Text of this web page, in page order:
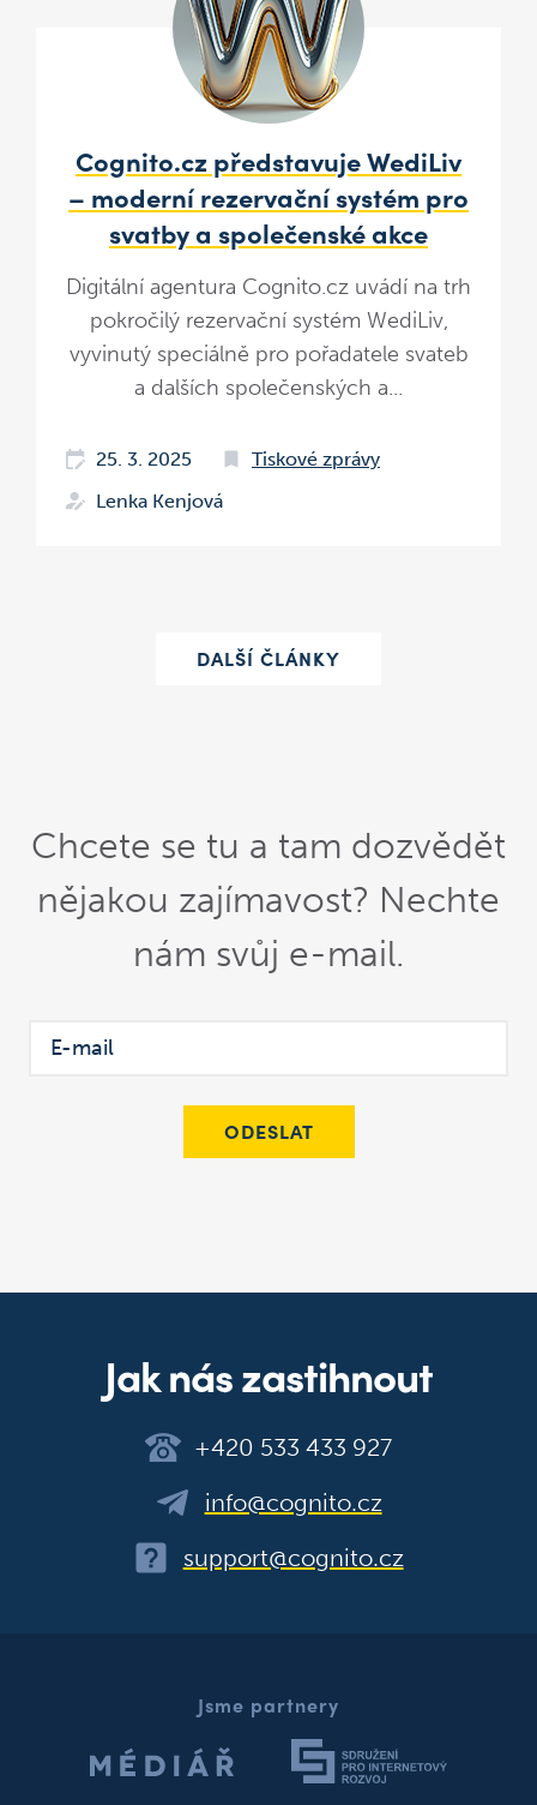
Cognito.cz představuje WediLiv
– moderní rezervační systém pro
svatby a společenské akce
Digitální agentura Cognito.cz uvádí na trh
pokročilý rezervační systém WediLiv,
vyvinutý speciálně pro pořadatele svateb
a dalších společenských a...
25. 3. 2025
Tiskové zprávy
Lenka Kenjová
DALŠÍ ČLÁNKY
Chcete se tu a tam dozvědět
nějakou zajímavost? Nechte
nám svůj e-mail.
ODESLAT
Jak nás zastihnout
+420 533 433 927
info@cognito.cz
support@cognito.cz
Jsme partnery